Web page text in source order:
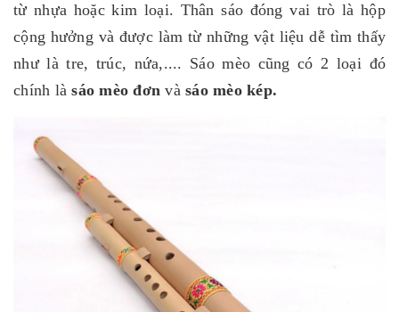
từ nhựa hoặc kim loại. Thân sáo đóng vai trò là hộp
cộng hưởng và được làm từ những vật liệu dễ tìm thấy
như là tre, trúc, nứa,.... Sáo mèo cũng có 2 loại đó
chính làsáo mèo đơn và sáo mèo kép.